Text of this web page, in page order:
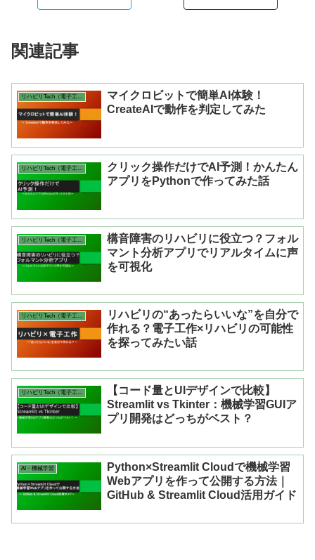
関連記事
リハビリTech（電子工作・アプリ）
マイクロビットで簡単AI体験！
CreateAIで動作を判定してみた
リハビリTech（電子工作・アプリ）
クリック操作だけでAI予測！かんたん
アプリをPythonで作ってみた話
リハビリTech（電子工作・アプリ）
構音障害のリハビリに役立つ？フォル
マント分析アプリでリアルタイムに声
を可視化
リハビリTech（電子工作・アプリ）
リハビリの“あったらいいな”を自分で
作れる？電子工作×リハビリの可能性
を探ってみたい話
【コード量とUIデザインで比較】
Streamlit vs Tkinter：機械学習GUIア
プリ開発はどっちがベスト？
AI・機械学習
Python×Streamlit Cloudで機械学習
Webアプリを作って公開する方法｜
GitHub & Streamlit Cloud活用ガイド